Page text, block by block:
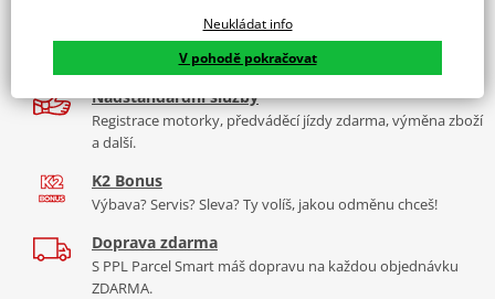
Vyráběné z kvalitního materiálu.
"Testováno zákazníky"
Cena za pár včetně montážní sady.
Více než 30 let zkušeností
Za řídítky motorek, v servisu i prodeji moto vybavení
Nadstandardní služby
Registrace motorky, předváděcí jízdy zdarma, výměna zboží
a další.
K2 Bonus
Výbava? Servis? Sleva? Ty volíš, jakou odměnu chceš!
Doprava zdarma
S PPL Parcel Smart máš dopravu na každou objednávku
ZDARMA.
Neukládat info
V pohodě pokračovat